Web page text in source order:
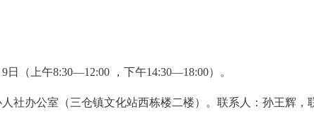
（上午8:30—12:00 ，下午14:30—18:00）。
社办公室（三仓镇文化站西栋楼二楼）。联系人：孙王辉，